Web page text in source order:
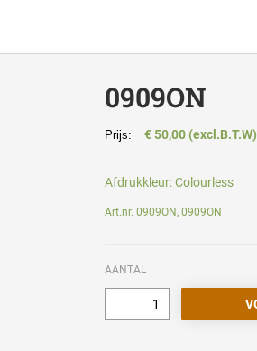
0909ON
Prijs: € 50,00 (excl.B.T.W)
Afdrukkleur:Colourless
Art.nr. 0909ON, 0909ON
AANTAL